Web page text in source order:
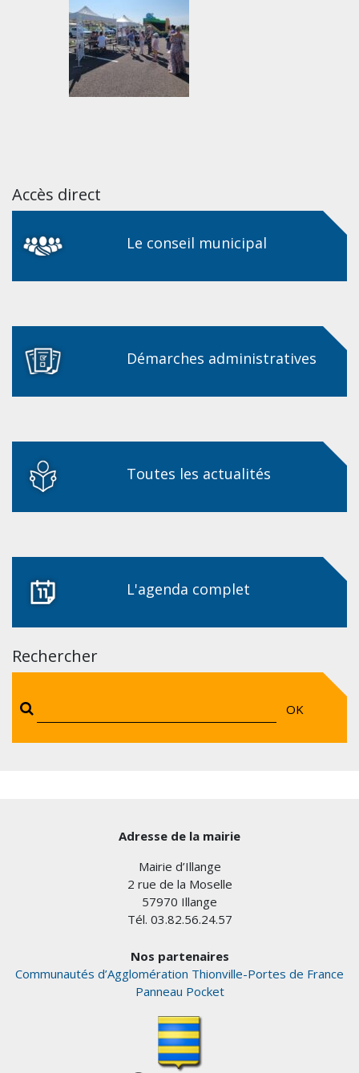
Accès direct
Le conseil municipal
Démarches administratives
Toutes les actualités
L'agenda complet
Rechercher
OK
Adresse de la mairie
Mairie d’Illange
2 rue de la Moselle
57970 Illange
Tél. 03.82.56.24.57
Nos partenaires
Communautés d’Agglomération Thionville-Portes de France
Panneau Pocket